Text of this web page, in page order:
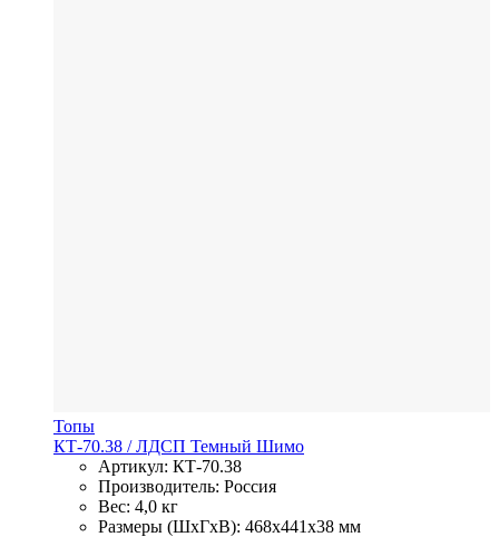
Топы
КТ-70.38 / ЛДСП Темный Шимо
Артикул: КТ-70.38
Производитель: Россия
Вес: 4,0 кг
Размеры (ШхГхВ): 468x441x38 мм